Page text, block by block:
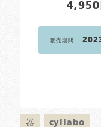
4,950
販売期間
器 cyilabo